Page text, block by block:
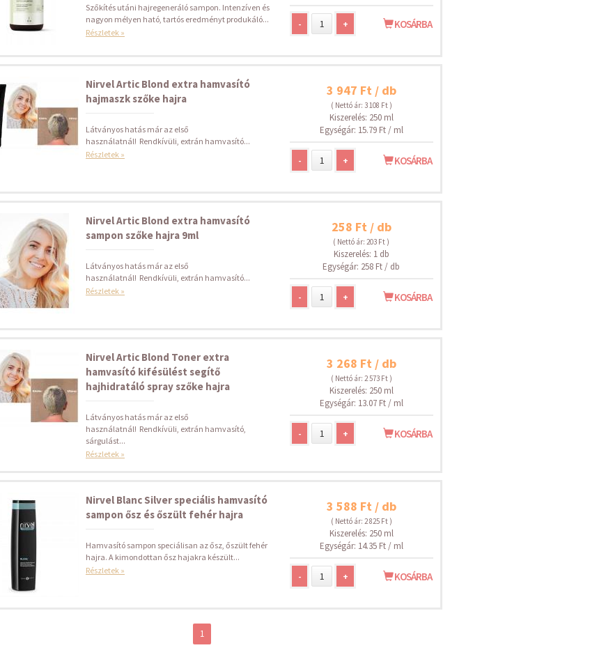
Szőkítés utáni hajregeneráló sampon. Intenzíven és
nagyon mélyen ható, tartós eredményt produkáló...
Részletek »
- + KOSÁRBA
Nirvel Artic Blond extra hamvasító
hajmaszk szőke hajra
Látványos hatás már az első
használatnál! Rendkívüli, extrán hamvasító...
Részletek »
3 947 Ft / db
( Nettó ár: 3 108 Ft )
Kiszerelés: 250 ml
Egységár: 15.79 Ft / ml
- + KOSÁRBA
Nirvel Artic Blond extra hamvasító
sampon szőke hajra 9ml
Látványos hatás már az első
használatnál! Rendkívüli, extrán hamvasító...
Részletek »
258 Ft / db
( Nettó ár: 203 Ft )
Kiszerelés: 1 db
Egységár: 258 Ft / db
- + KOSÁRBA
Nirvel Artic Blond Toner extra
hamvasító kifésülést segítő
hajhidratáló spray szőke hajra
Látványos hatás már az első
használatnál! Rendkívüli, extrán hamvasító,
sárgulást...
Részletek »
3 268 Ft / db
( Nettó ár: 2 573 Ft )
Kiszerelés: 250 ml
Egységár: 13.07 Ft / ml
- + KOSÁRBA
Nirvel Blanc Silver speciális hamvasító
sampon ősz és őszült fehér hajra
Hamvasító sampon speciálisan az ősz, őszült fehér
hajra. A kimondottan ősz hajakra készült...
Részletek »
3 588 Ft / db
( Nettó ár: 2 825 Ft )
Kiszerelés: 250 ml
Egységár: 14.35 Ft / ml
- + KOSÁRBA
1